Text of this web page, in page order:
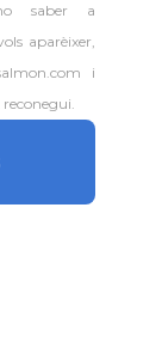
saber a
aparèixer,
i